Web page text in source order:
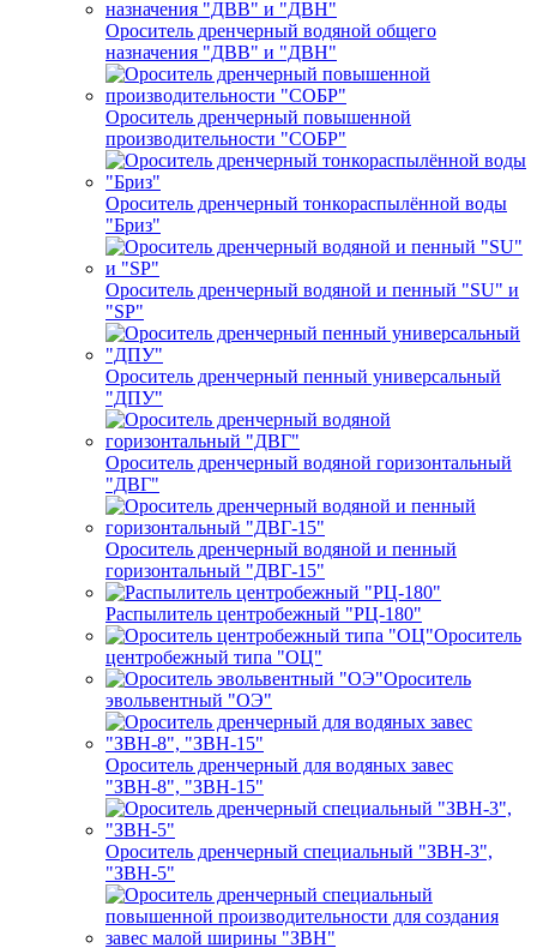
Ороситель дренчерный водяной общего
назначения "ДВВ" и "ДВН"
Ороситель дренчерный повышенной
производительности "СОБР"
Ороситель дренчерный тонкораспылённой воды
"Бриз"
Ороситель дренчерный водяной и пенный "SU" и
"SP"
Ороситель дренчерный пенный универсальный
"ДПУ"
Ороситель дренчерный водяной горизонтальный
"ДВГ"
Ороситель дренчерный водяной и пенный
горизонтальный "ДВГ-15"
Распылитель центробежный "РЦ-180"
Ороситель
центробежный типа "ОЦ"
Ороситель
эвольвентный "ОЭ"
Ороситель дренчерный для водяных завес
"ЗВН-8", "ЗВН-15"
Ороситель дренчерный специальный "ЗВН-3",
"ЗВН-5"